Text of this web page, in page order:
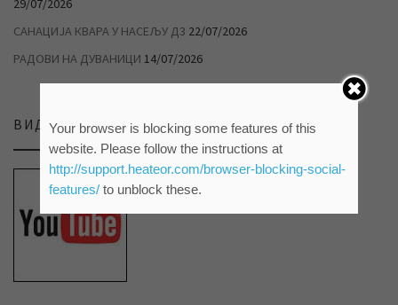
29/07/2026
САНАЦИЈА КВАРА У НАСЕЉУ Д3 22/07/2026
РАДОВИ НА ДУВАНИЦИ 14/07/2026
ВИДЕО ПРИЛОЗИ НА НАШЕМ ЈУТЈУБ КАНАЛУ
Your browser is blocking some features of this
website. Please follow the instructions at
http://support.heateor.com/browser-blocking-social-
features/to unblock these.